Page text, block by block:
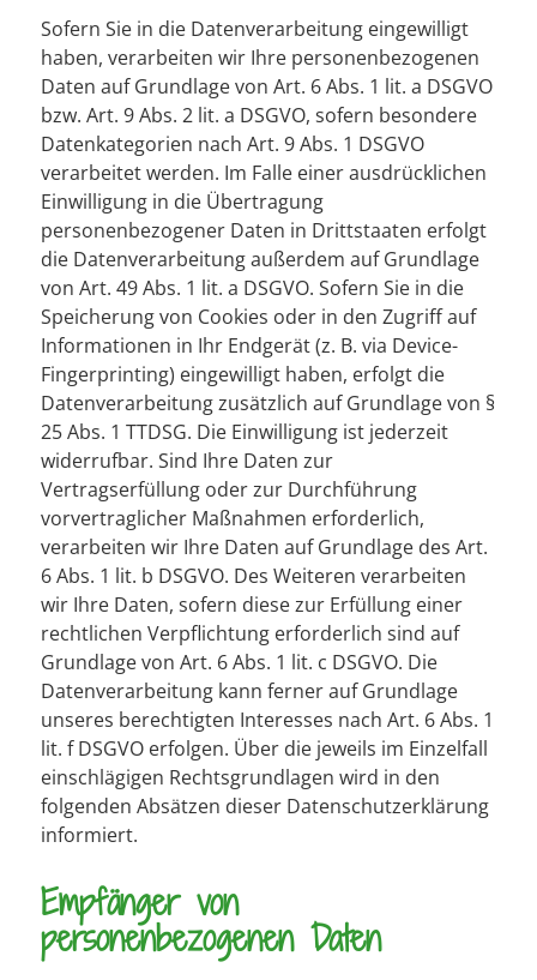
Sofern Sie in die Datenverarbeitung eingewilligt
haben, verarbeiten wir Ihre personenbezogenen
Daten auf Grundlage von Art. 6 Abs. 1 lit. a DSGVO
bzw. Art. 9 Abs. 2 lit. a DSGVO, sofern besondere
Datenkategorien nach Art. 9 Abs. 1 DSGVO
verarbeitet werden. Im Falle einer ausdrücklichen
Einwilligung in die Übertragung
personenbezogener Daten in Drittstaaten erfolgt
die Datenverarbeitung außerdem auf Grundlage
von Art. 49 Abs. 1 lit. a DSGVO. Sofern Sie in die
Speicherung von Cookies oder in den Zugriff auf
Informationen in Ihr Endgerät (z. B. via Device-
Fingerprinting) eingewilligt haben, erfolgt die
Datenverarbeitung zusätzlich auf Grundlage von §
25 Abs. 1 TTDSG. Die Einwilligung ist jederzeit
widerrufbar. Sind Ihre Daten zur
Vertragserfüllung oder zur Durchführung
vorvertraglicher Maßnahmen erforderlich,
verarbeiten wir Ihre Daten auf Grundlage des Art.
6 Abs. 1 lit. b DSGVO. Des Weiteren verarbeiten
wir Ihre Daten, sofern diese zur Erfüllung einer
rechtlichen Verpflichtung erforderlich sind auf
Grundlage von Art. 6 Abs. 1 lit. c DSGVO. Die
Datenverarbeitung kann ferner auf Grundlage
unseres berechtigten Interesses nach Art. 6 Abs. 1
lit. f DSGVO erfolgen. Über die jeweils im Einzelfall
einschlägigen Rechtsgrundlagen wird in den
folgenden Absätzen dieser Datenschutzerklärung
informiert.
Empfänger von
personenbezogenen Daten